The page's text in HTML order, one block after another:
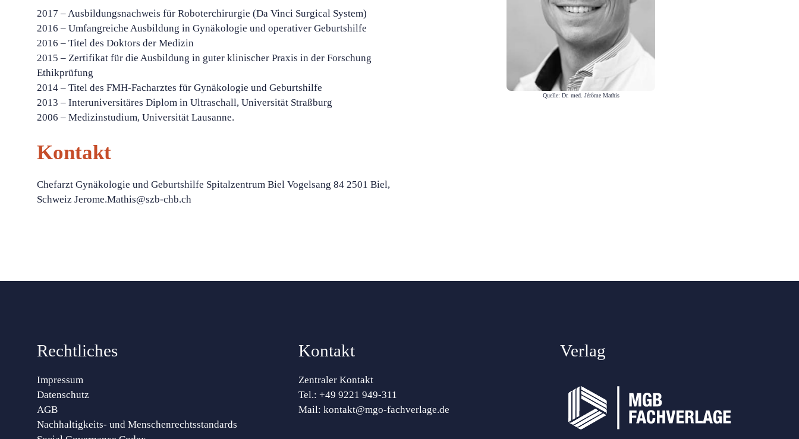
Quelle: Dr. med. Jérôme Mathis
2017 – Ausbildungsnachweis für Roboterchirurgie (Da Vinci Surgical System)
2016 – Umfangreiche Ausbildung in Gynäkologie und operativer Geburtshilfe
2016 – Titel des Doktors der Medizin
2015 – Zertifikat für die Ausbildung in guter klinischer Praxis in der Forschung
Ethikprüfung
2014 – Titel des FMH-Facharztes für Gynäkologie und Geburtshilfe
2013 – Interuniversitäres Diplom in Ultraschall, Universität Straßburg
2006 – Medizinstudium, Universität Lausanne.
Kontakt
Chefarzt Gynäkologie und Geburtshilfe Spitalzentrum Biel Vogelsang 84 2501 Biel,
Schweiz Jerome.Mathis@szb-chb.ch
Rechtliches
Impressum
Datenschutz
AGB
Nachhaltigkeits- und Menschenrechtsstandards
Kontakt
Zentraler Kontakt
Tel.: +49 9221 949-311
Mail: kontakt@mgo-fachverlage.de
Verlag